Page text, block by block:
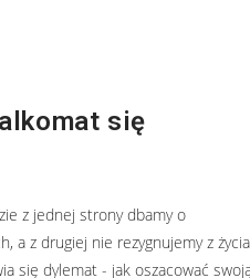
się
z jednej strony dbamy o
a z drugiej nie rezygnujemy z życia
się dylemat - jak oszacować